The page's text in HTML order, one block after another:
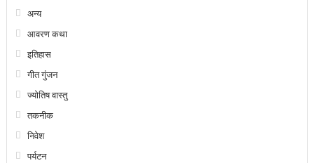
अन्य
आवरण कथा
इतिहास
गीत गुंजन
ज्योतिष वास्तु
तकनीक
निवेश
पर्यटन